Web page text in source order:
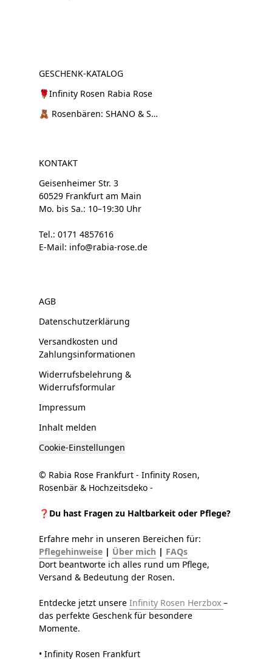
GESCHENK-KATALOG
🌹Infinity Rosen Rabia Rose
🧸 Rosenbären: SHANO & SHANI
KONTAKT
Geisenheimer Str. 3
60529 Frankfurt am Main
Mo. bis Sa.: 10–19:30 Uhr
Tel.: 0171 4857616
E-Mail: info@rabia-rose.de
AGB
Datenschutzerklärung
Versandkosten und
Zahlungsinformationen
Widerrufsbelehrung &
Widerrufsformular
Impressum
Inhalt melden
Cookie-Einstellungen
© Rabia Rose Frankfurt - Infinity Rosen,
Rosenbär & Hochzeitsdeko -
❓Du hast Fragen zu Haltbarkeit oder Pflege?
Erfahre mehr in unseren Bereichen für:
Pflegehinweise | Über mich | FAQs
Dort beantworte ich alles rund um Pflege,
Versand & Bedeutung der Rosen.
Entdecke jetzt unsere Infinity Rosen Herzbox –
das perfekte Geschenk für besondere
Momente.
• Infinity Rosen Frankfurt